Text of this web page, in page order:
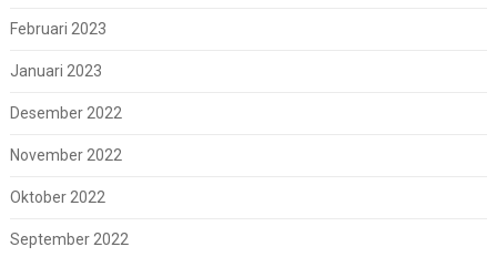
Februari 2023
Januari 2023
Desember 2022
November 2022
Oktober 2022
September 2022